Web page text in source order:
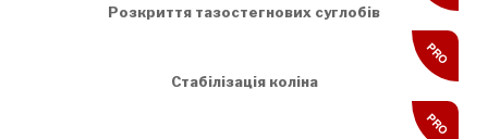
Розкриття тазостегнових суглобів
Стабілізація коліна
PRO
PRO